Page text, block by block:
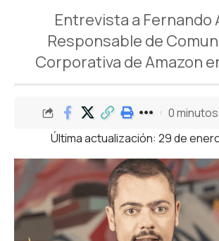
Entrevista a Fernando
Responsable de
Corporativa de Amazon
Última actualización: 29 de
0